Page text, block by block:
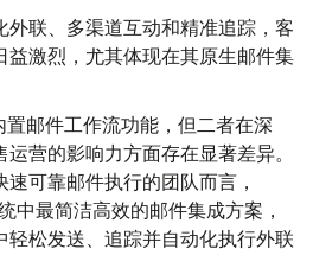
外联、多渠道互动和精准追踪，客
益激烈，尤其体现在其原生邮件集
邮件工作流功能，但二者在深
营的影响力方面存在显著差异。
可靠邮件执行的团队而言，
中最简洁高效的邮件集成方案，
轻松发送、追踪并自动化执行外联